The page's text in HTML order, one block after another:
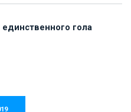
гола